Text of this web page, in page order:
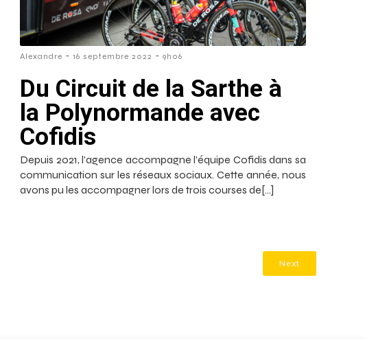
Alexandre - 16 septembre 2022 - 9h06
Du Circuit de la Sarthe à
la Polynormande avec
Cofidis
Depuis 2021, l’agence accompagne l’équipe Cofidis dans sa
communication sur les réseaux sociaux. Cette année, nous
avons pu les accompagner lors de trois courses de[…]
Next